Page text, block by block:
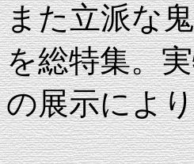
また立派な
を総特集。
の展示によ